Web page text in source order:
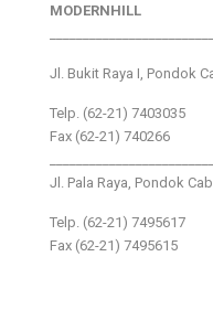
MODERNHILL
Jl. Bukit Raya I, Pondok
Telp. (62-21) 7403035
Fax (62-21) 740266
Jl. Pala Raya, Pondok
Telp. (62-21) 7495617
Fax (62-21) 7495615